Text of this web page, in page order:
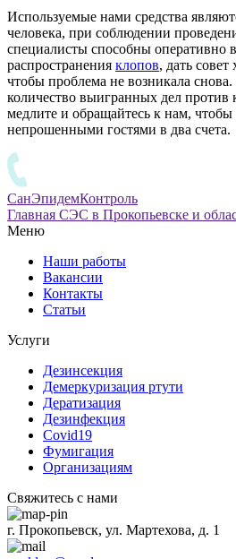
Используемые нами средства
человека, при соблюдении
специалисты способны оперативно
распространения клопов, дать совет
чтобы проблема не возникала
количество выигранных дел
медлите и обращайтесь к нам, чтобы
непрошенными гостями в два счета.
СанЭпидемКонтроль
Главная СЭС в Прокопьевске и
Меню
Наши работы
Вакансии
Контакты
Статьи
Услуги
Дезинсекция
Демеркуризация ртути
Дератизация
Дезинфекция
Covid19
Фумигация
Организациям
Свяжитесь с нами
г. Прокопьевск, ул. Мартехова, д. 1